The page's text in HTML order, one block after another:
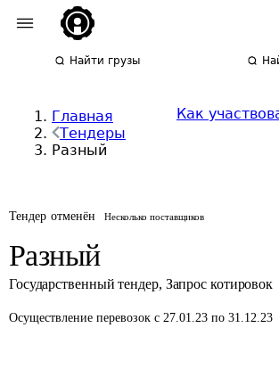
Найти грузы
Главная
Тендеры
Разный
Как
Тендер отменён Несколько поставщиков
Разный
Государственный тендер, Запрос котировок
Осуществление перевозок с 27.01.23 по 31.12.23